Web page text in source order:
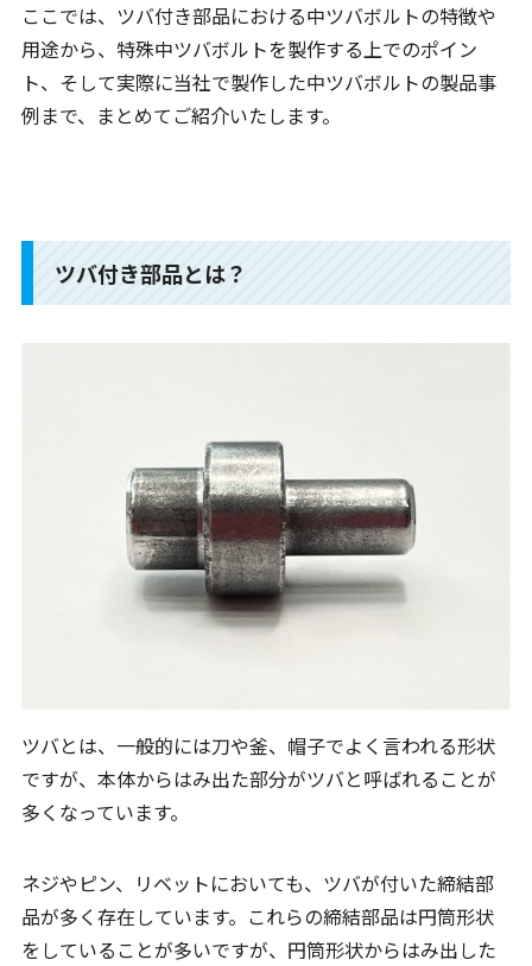
ここでは、ツバ付き部品における中ツバボルトの特徴や
用途から、特殊中ツバボルトを製作する上でのポイン
ト、そして実際に当社で製作した中ツバボルトの製品事
例まで、まとめてご紹介いたします。
ツバ付き部品とは？
ツバとは、一般的には刀や釜、帽子でよく言われる形状
ですが、本体からはみ出た部分がツバと呼ばれることが
多くなっています。
ネジやピン、リベットにおいても、ツバが付いた締結部
品が多く存在しています。これらの締結部品は円筒形状
をしていることが多いですが、円筒形状からはみ出した